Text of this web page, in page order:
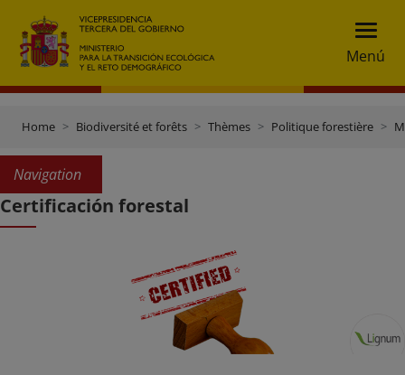
Menú
Home Biodiversité et forêts Thèmes Politique forestière
Navigation
Certificación forestal